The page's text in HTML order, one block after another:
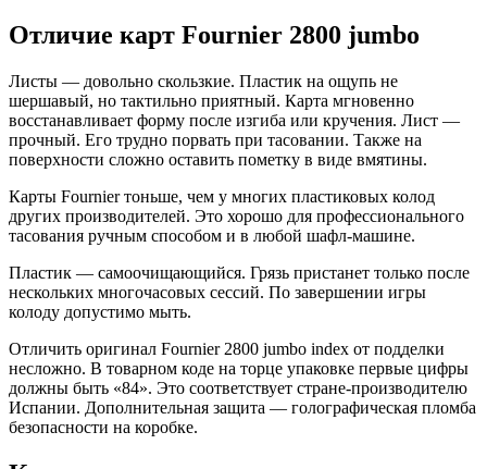
Отличие карт Fournier 2800 jumbo
Листы — довольно скользкие. Пластик на ощупь не
шершавый, но тактильно приятный. Карта мгновенно
восстанавливает форму после изгиба или кручения. Лист —
прочный. Его трудно порвать при тасовании. Также на
поверхности сложно оставить пометку в виде вмятины.
Карты Fournier тоньше, чем у многих пластиковых колод
других производителей. Это хорошо для профессионального
тасования ручным способом и в любой шафл-машине.
Пластик — самоочищающийся. Грязь пристанет только после
нескольких многочасовых сессий. По завершении игры
колоду допустимо мыть.
Отличить оригинал Fournier 2800 jumbo index от подделки
несложно. В товарном коде на торце упаковке первые цифры
должны быть «84». Это соответствует стране-производителю
Испании. Дополнительная защита — голографическая пломба
безопасности на коробке.